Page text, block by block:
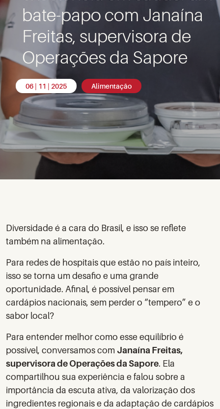
bate-papo com Janaína
Freitas, supervisora de
Operações da Sapore
06 | 11 | 2025 Alimentação
Diversidade é a cara do Brasil, e isso se reflete
também na alimentação.
Para redes de hospitais que estão no país inteiro,
isso se torna um desafio e uma grande
oportunidade. Afinal, é possível pensar em
cardápios nacionais, sem perder o “tempero” e o
sabor local?
Para entender melhor como esse equilíbrio é
possível, conversamos com Janaína Freitas,
supervisora de Operações da Sapore. Ela
compartilhou sua experiência e falou sobre a
importância da escuta ativa, da valorização dos
ingredientes regionais e da adaptação de cardápios